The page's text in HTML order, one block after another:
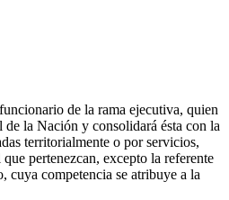
de la rama ejecutiva, quien
la Nación y consolidará ésta con la
territorialmente o por servicios,
pertenezcan, excepto la referente
cuya competencia se atribuye a la